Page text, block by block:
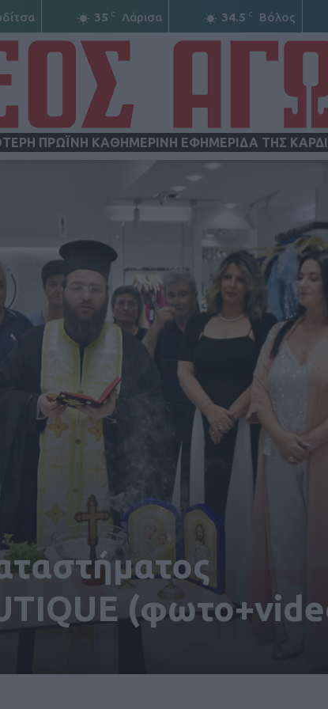
35 C Λάρισα 34.5 C Βόλος
ΠΡΩΪΝΗ ΚΑΘΗΜΕΡΙΝΗ ΕΦΗΜΕΡΙΔΑ ΤΗΣ
ΝΕΟΣ
ΑΓΩΝ